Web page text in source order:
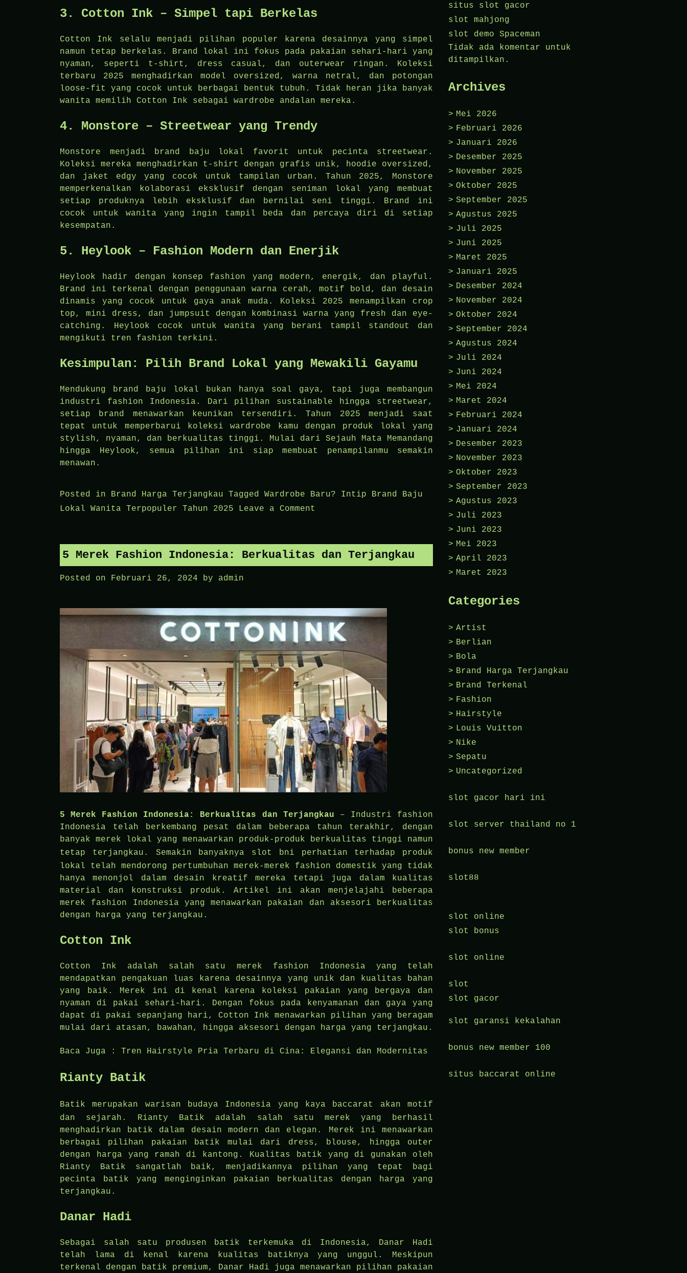
3. Cotton Ink – Simpel tapi Berkelas
Cotton Ink selalu menjadi pilihan populer karena desainnya yang simpel
namun tetap berkelas. Brand lokal ini fokus pada pakaian sehari-hari yang
nyaman, seperti t-shirt, dress casual, dan outerwear ringan. Koleksi
terbaru 2025 menghadirkan model oversized, warna netral, dan potongan
loose-fit yang cocok untuk berbagai bentuk tubuh. Tidak heran jika banyak
wanita memilih Cotton Ink sebagai wardrobe andalan mereka.
4. Monstore – Streetwear yang Trendy
Monstore menjadi brand baju lokal favorit untuk pecinta streetwear.
Koleksi mereka menghadirkan t-shirt dengan grafis unik, hoodie oversized,
dan jaket edgy yang cocok untuk tampilan urban. Tahun 2025, Monstore
memperkenalkan kolaborasi eksklusif dengan seniman lokal yang membuat
setiap produknya lebih eksklusif dan bernilai seni tinggi. Brand ini
cocok untuk wanita yang ingin tampil beda dan percaya diri di setiap
kesempatan.
5. Heylook – Fashion Modern dan Enerjik
Heylook hadir dengan konsep fashion yang modern, energik, dan playful.
Brand ini terkenal dengan penggunaan warna cerah, motif bold, dan desain
dinamis yang cocok untuk gaya anak muda. Koleksi 2025 menampilkan crop
top, mini dress, dan jumpsuit dengan kombinasi warna yang fresh dan eye-
catching. Heylook cocok untuk wanita yang berani tampil standout dan
mengikuti tren fashion terkini.
Kesimpulan: Pilih Brand Lokal yang Mewakili Gayamu
Mendukung brand baju lokal bukan hanya soal gaya, tapi juga membangun
industri fashion Indonesia. Dari pilihan sustainable hingga streetwear,
setiap brand menawarkan keunikan tersendiri. Tahun 2025 menjadi saat
tepat untuk memperbarui koleksi wardrobe kamu dengan produk lokal yang
stylish, nyaman, dan berkualitas tinggi. Mulai dari Sejauh Mata Memandang
hingga Heylook, semua pilihan ini siap membuat penampilanmu semakin
menawan.
Posted in Brand Harga Terjangkau Tagged Wardrobe Baru? Intip Brand Baju
Lokal Wanita Terpopuler Tahun 2025
Leave a Comment
Intip
Brand
Wanita
Terpopuler
Tahun
2025
5 Merek Fashion Indonesia: Berkualitas dan Terjangkau
Posted on Februari 26, 2024 by admin
5 Merek Fashion Indonesia: Berkualitas dan Terjangkau – Industri fashion
Indonesia telah berkembang pesat dalam beberapa tahun terakhir, dengan
banyak merek lokal yang menawarkan produk-produk berkualitas tinggi namun
tetap terjangkau. Semakin banyaknya slot bni perhatian terhadap produk
lokal telah mendorong pertumbuhan merek-merek fashion domestik yang tidak
hanya menonjol dalam desain kreatif mereka tetapi juga dalam kualitas
material dan konstruksi produk. Artikel ini akan menjelajahi beberapa
merek fashion Indonesia yang menawarkan pakaian dan aksesori berkualitas
dengan harga yang terjangkau.
Cotton Ink
Cotton Ink adalah salah satu merek fashion Indonesia yang telah
mendapatkan pengakuan luas karena desainnya yang unik dan kualitas bahan
yang baik. Merek ini di kenal karena koleksi pakaian yang bergaya dan
nyaman di pakai sehari-hari. Dengan fokus pada kenyamanan dan gaya yang
dapat di pakai sepanjang hari, Cotton Ink menawarkan pilihan yang beragam
mulai dari atasan, bawahan, hingga aksesori dengan harga yang terjangkau.
Baca Juga : Tren Hairstyle Pria Terbaru di Cina: Elegansi dan Modernitas
Rianty Batik
Batik merupakan warisan budaya Indonesia yang kaya baccarat
akan motif
dan sejarah. Rianty Batik adalah salah satu merek yang berhasil
menghadirkan batik dalam desain modern dan elegan. Merek ini menawarkan
berbagai pilihan pakaian batik mulai dari dress, blouse, hingga outer
dengan harga yang ramah di kantong. Kualitas batik yang di gunakan oleh
Rianty Batik sangatlah baik, menjadikannya pilihan yang tepat bagi
pecinta batik yang menginginkan pakaian berkualitas dengan harga yang
terjangkau.
Danar Hadi
Sebagai salah satu produsen batik terkemuka di Indonesia, Danar Hadi
telah lama di kenal karena kualitas batiknya yang unggul. Meskipun
terkenal dengan batik premium, Danar Hadi juga menawarkan pilihan pakaian
situs slot gacor
slot mahjong
slot demo Spaceman
Tidak ada komentar untuk
ditampilkan.
Archives
Mei 2026
Februari 2026
Januari 2026
Desember 2025
November 2025
Oktober 2025
September 2025
Agustus 2025
Juli 2025
Juni 2025
Maret 2025
Januari 2025
Desember 2024
November 2024
Oktober 2024
September 2024
Agustus 2024
Juli 2024
Juni 2024
Mei 2024
Maret 2024
Februari 2024
Januari 2024
Desember 2023
November 2023
Oktober 2023
September 2023
Agustus 2023
Juli 2023
Juni 2023
Mei 2023
April 2023
Maret 2023
Categories
Artist
Berlian
Bola
Brand Harga Terjangkau
Brand Terkenal
Fashion
Hairstyle
Louis Vuitton
Nike
Sepatu
Uncategorized
slot gacor hari ini
slot server thailand no 1
bonus new member
slot88
slot online
slot bonus
slot online
slot
slot gacor
slot garansi kekalahan
bonus new member 100
situs baccarat online